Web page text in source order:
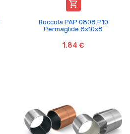

Boccola PAP 0808.P10
Permaglide 8x10x8
1,84 €